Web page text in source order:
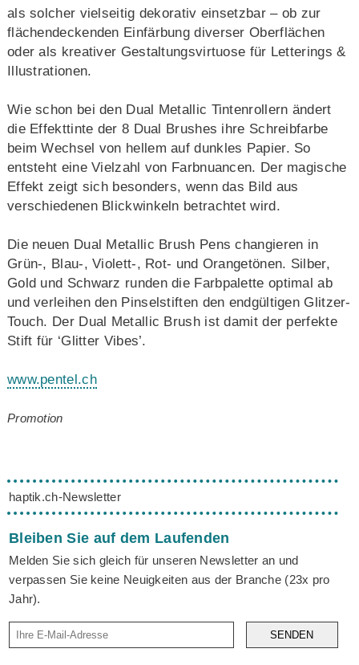
als solcher vielseitig dekorativ einsetzbar – ob zur
flächendeckenden Einfärbung diverser Oberflächen
oder als kreativer Gestaltungsvirtuose für Letterings &
Illustrationen.
Wie schon bei den Dual Metallic Tintenrollern ändert
die Effekttinte der 8 Dual Brushes ihre Schreibfarbe
beim Wechsel von hellem auf dunkles Papier. So
entsteht eine Vielzahl von Farbnuancen. Der magische
Effekt zeigt sich besonders, wenn das Bild aus
verschiedenen Blickwinkeln betrachtet wird.
Die neuen Dual Metallic Brush Pens changieren in
Grün-, Blau-, Violett-, Rot- und Orangetönen. Silber,
Gold und Schwarz runden die Farbpalette optimal ab
und verleihen den Pinselstiften den endgültigen Glitzer-
Touch. Der Dual Metallic Brush ist damit der perfekte
Stift für ‘Glitter Vibes’.
www.pentel.ch
Promotion
haptik.ch-Newsletter
Bleiben Sie auf dem Laufenden
Melden Sie sich gleich für unseren Newsletter an und
verpassen Sie keine Neuigkeiten aus der Branche (23x pro
Jahr).
SENDEN